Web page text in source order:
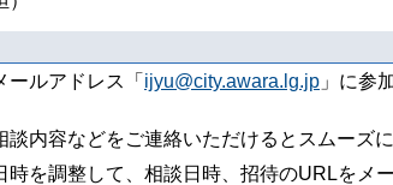
ルアドレス「 ijyu@city.awara.lg.jp 」に参
内容などをご連絡いただけるとスムーズに
時を調整して、相談日時、招待のURLをメ